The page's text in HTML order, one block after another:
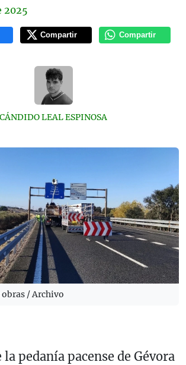
2025
Compartir Compartir
CÁNDIDO LEAL ESPINOSA
/ Archivo
pedanía pacense de Gévora